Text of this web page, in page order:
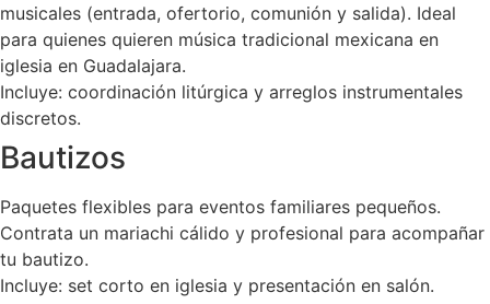
musicales (entrada, ofertorio, comunión y salida). Ideal
para quienes quieren música tradicional mexicana en
iglesia en Guadalajara.
Incluye: coordinación litúrgica y arreglos instrumentales
discretos.
Bautizos
Paquetes flexibles para eventos familiares pequeños.
Contrata un mariachi cálido y profesional para acompañar
tu bautizo.
Incluye: set corto en iglesia y presentación en salón.